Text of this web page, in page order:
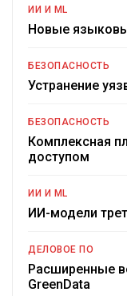
ИИ И ML
Новые
БЕЗОПАСНОСТЬ
Устранение
БЕЗОПАСНОСТЬ
Комплексная
доступом
ИИ И ML
ИИ-модели
ДЕЛОВОЕ ПО
Расширенные
GreenData